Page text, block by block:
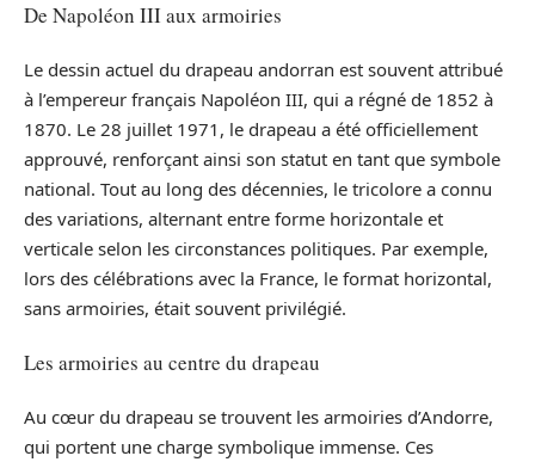
De Napoléon III aux armoiries
Le dessin actuel du drapeau andorran est souvent attribué
à l’empereur français Napoléon III, qui a régné de 1852 à
1870. Le 28 juillet 1971, le drapeau a été officiellement
approuvé, renforçant ainsi son statut en tant que symbole
national. Tout au long des décennies, le tricolore a connu
des variations, alternant entre forme horizontale et
verticale selon les circonstances politiques. Par exemple,
lors des célébrations avec la France, le format horizontal,
sans armoiries, était souvent privilégié.
Les armoiries au centre du drapeau
Au cœur du drapeau se trouvent les armoiries d’Andorre,
qui portent une charge symbolique immense. Ces